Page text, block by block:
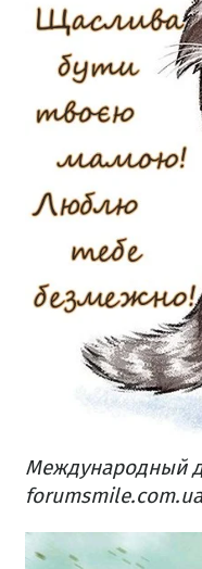
Международный
forumsmile.com.ua